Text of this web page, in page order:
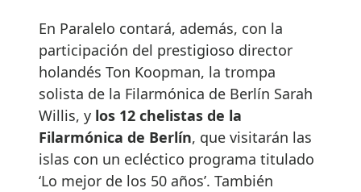
En Paralelo contará, además, con la
participación del prestigioso director
holandés Ton Koopman, la trompa
solista de la Filarmónica de Berlín Sarah
Willis, y los 12 chelistas de la
Filarmónica de Berlín, que visitarán las
islas con un ecléctico programa titulado
‘Lo mejor de los 50 años’. También